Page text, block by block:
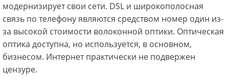
модернизирует свои сети. DSL и широкополосная
связь по телефону являются средством номер один из-
за высокой стоимости волоконной оптики. Оптическая
оптика доступна, но используется, в основном,
бизнесом. Интернет практически не подвержен
цензуре.